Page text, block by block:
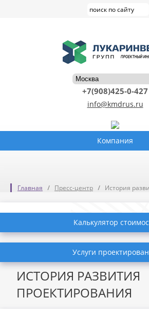
+7(908)425-0-427
info@kmdrus.ru
Компания
Главная Пресс-центр История
Калькулятор
Услуги
ИСТОРИЯ РАЗВИТИЯ
ПРОЕКТИРОВАНИЯ